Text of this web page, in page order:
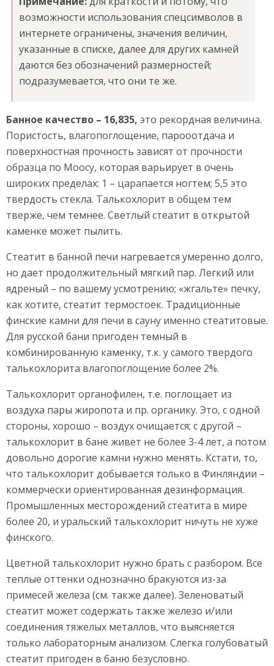
возможности использования спецсимволов в
интернете ограничены, значения величин,
указанные в списке, далее для других камней
даются без обозначений размерностей;
подразумевается, что они те же.
Банное качество – 16,835, это рекордная величина.
Пористость, влагопоглощение, парооотдача и
поверхностная прочность зависят от прочности
образца по Моосу, которая варьирует в очень
широких пределах: 1 – царапается ногтем; 5,5 это
твердость стекла. Талькохлорит в общем тем
тверже, чем темнее. Светлый стеатит в открытой
каменке может пылить.
Стеатит в банной печи нагревается умеренно долго,
но дает продолжительный мягкий пар. Легкий или
ядреный – по вашему усмотрению; «жгальте» печку,
как хотите, стеатит термостоек. Традиционные
финские камни для печи в сауну именно стеатитовые.
Для русской бани пригоден темный в
комбинированную каменку, т.к. у самого твердого
талькохлорита влагопоглощение более 2%.
Талькохлорит органофилен, т.е. поглощает из
воздуха пары жиропота и пр. органику. Это, с одной
стороны, хорошо – воздух очищается; с другой –
талькохлорит в бане живет не более 3-4 лет, а потом
довольно дорогие камни нужно менять. Кстати, то,
что талькохлорит добывается только в Финляндии –
коммерчески ориентированная дезинформация.
Промышленных месторождений стеатита в мире
более 20, и уральский талькохлорит ничуть не хуже
финского.
Цветной талькохлорит нужно брать с разбором. Все
теплые оттенки однозначно бракуются из-за
примесей железа (см. также далее). Зеленоватый
стеатит может содержать также железо и/или
соединения тяжелых металлов, что выясняется
только лабораторным анализом. Слегка голубоватый
стеатит пригоден в баню безусловно.